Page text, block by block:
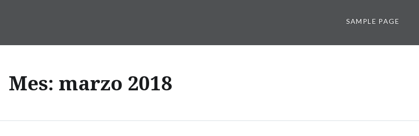
SAMPLE PAGE
Mes: marzo 2018